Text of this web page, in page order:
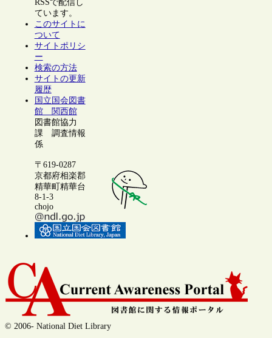
RSSで配信し
ています。
このサイトに
ついて
サイトポリシ
ー
検索の方法
サイトの更新
履歴
国立国会図書
館 関西館
図書館協力
課 調査情報
係
〒619-0287
京都府相楽郡
精華町精華台
8-1-3
chojo
© 2006- National Diet Library